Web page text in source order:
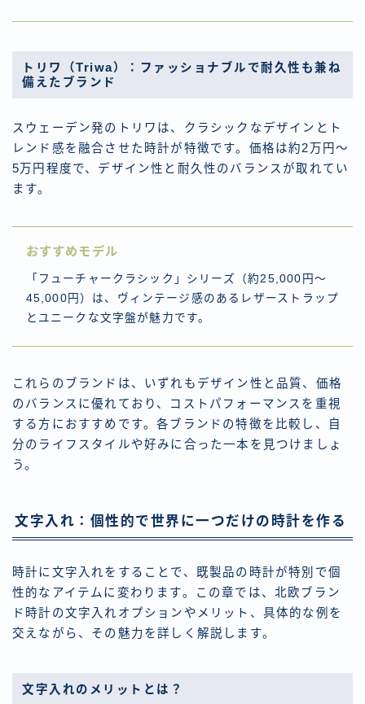
トリワ（Triwa）：ファッショナブルで耐久性も兼ね
備えたブランド
スウェーデン発のトリワは、クラシックなデザインとト
レンド感を融合させた時計が特徴です。価格は約2万円～
5万円程度で、デザイン性と耐久性のバランスが取れてい
ます。
おすすめモデル
「フューチャークラシック」シリーズ（約25,000円～
45,000円）は、ヴィンテージ感のあるレザーストラップ
とユニークな文字盤が魅力です。
これらのブランドは、いずれもデザイン性と品質、価格
のバランスに優れており、コストパフォーマンスを重視
する方におすすめです。各ブランドの特徴を比較し、自
分のライフスタイルや好みに合った一本を見つけましょ
う。
文字入れ：個性的で世界に一つだけの時計を作る
時計に文字入れをすることで、既製品の時計が特別で個
性的なアイテムに変わります。この章では、北欧ブラン
ド時計の文字入れオプションやメリット、具体的な例を
交えながら、その魅力を詳しく解説します。
文字入れのメリットとは？